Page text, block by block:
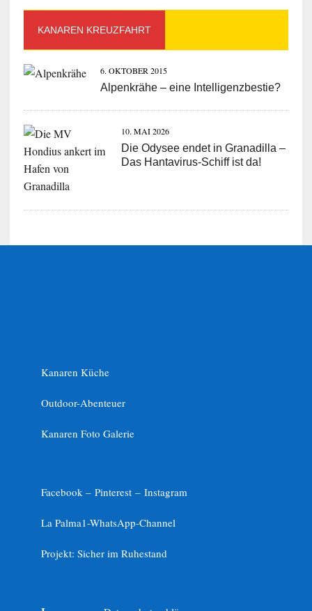
KANAREN KREUZFAHRT
6. OKTOBER 2015
Alpenkrähe – eine Intelligenzbestie?
10. MAI 2026
Die Odysee endet in Granadilla –
Das Hantavirus-Schiff ist da!
Kanaren Küche
Outdoor-Abenteuer
Kanaren Foto Galerie
Facebook – Pinterest – Instagram
La Palma1-WhatsApp-Channel
Projekt: Sicher im Ruhestand